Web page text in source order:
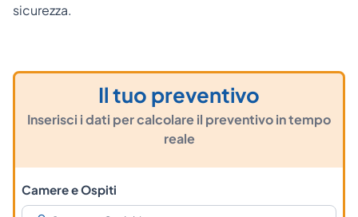
sicurezza.
Il tuo preventivo
Inserisci i dati per calcolare il preventivo in tempo
reale
Camere e Ospiti